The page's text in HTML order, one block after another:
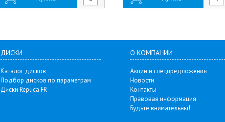
ДИСКИ
Каталог дисков
Подбор дисков по параметрам
Диски Replica FR
О КОМПАНИИ
Акции и спецпредложения
Новости
Контакты
Правовая информация
Будьте внимательны!